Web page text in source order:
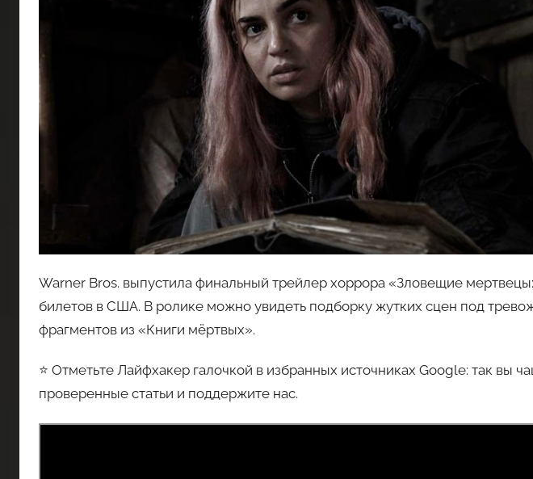
Warner Bros. выпустила финальный трейлер хоррора «Зловещие
билетов в США. В ролике можно увидеть подборку жутких сцен под
фрагментов из «Книги мёртвых».
⭐ Отметьте Лайфхакер галочкой в избранных источниках Google: так вы
проверенные статьи и поддержите нас.